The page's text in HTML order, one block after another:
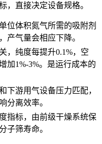
，直接决定设备规格。
位体积氮气所需的吸附剂
产气量会相应下降。
，纯度每提升0.1%，空
加1%-3%。是运行成本的
下游用气设备压力匹配，
分离效率。
指标，由前级干燥系统保
子筛寿命。